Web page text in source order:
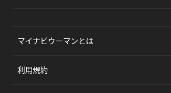
マイナビウーマンとは
利用規約